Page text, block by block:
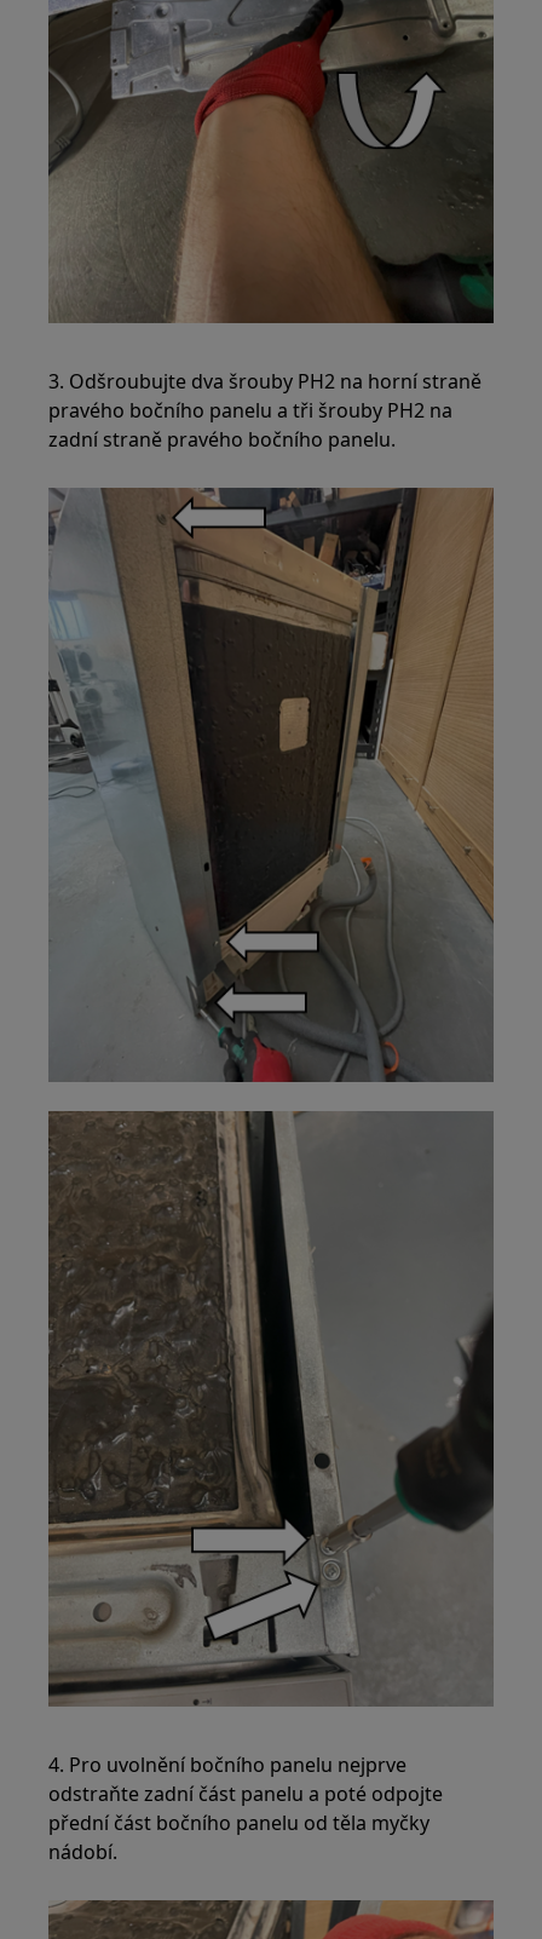
3. Odšroubujte dva šrouby PH2 na horní straně
pravého bočního panelu a tři šrouby PH2 na
zadní straně pravého bočního panelu.
4. Pro uvolnění bočního panelu nejprve
odstraňte zadní část panelu a poté odpojte
přední část bočního panelu od těla myčky
nádobí.